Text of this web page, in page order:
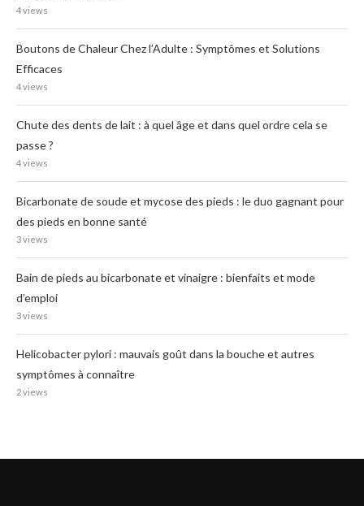
4 views
Boutons de Chaleur Chez l’Adulte : Symptômes et Solutions
Efficaces
4 views
Chute des dents de lait : à quel âge et dans quel ordre cela se
passe ?
4 views
Bicarbonate de soude et mycose des pieds : le duo gagnant pour
des pieds en bonne santé
3 views
Bain de pieds au bicarbonate et vinaigre : bienfaits et mode
d’emploi
3 views
Helicobacter pylori : mauvais goût dans la bouche et autres
symptômes à connaître
2 views